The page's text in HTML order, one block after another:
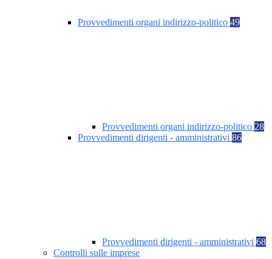
Provvedimenti organi indirizzo-politico 49
Provvedimenti organi indirizzo-politico 28
Provvedimenti dirigenti - amministrativi 86
Provvedimenti dirigenti - amministrativi 68
Controlli sulle imprese